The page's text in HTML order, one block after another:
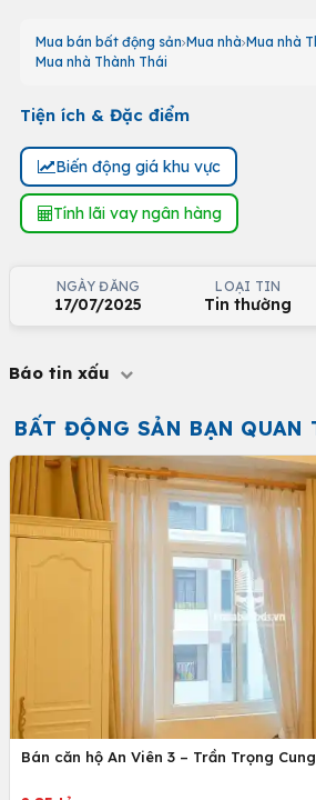
Mua bán bất động sản Mua nhà Mua nhà
Mua nhà Thành Thái
Tiện ích & Đặc điểm
Biến động giá khu vực
Tính lãi vay ngân hàng
NGÀY ĐĂNG
17/07/2025
LOẠI TIN
Tin thường
Báo tin xấu
BẤT ĐỘNG SẢN BẠN QUAN
Bán căn hộ An Viên 3 – Trần Trọng